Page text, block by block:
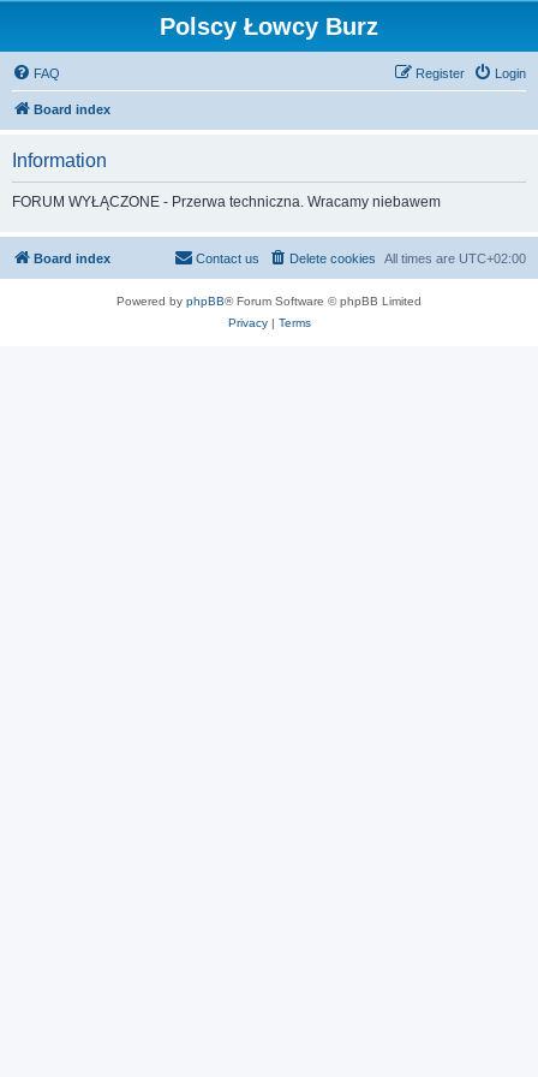
Polscy Łowcy Burz
FAQ Login
Register
Board index
Information
FORUM WYŁĄCZONE - Przerwa techniczna. Wracamy niebawem
Board index All times are UTC+02:00
Delete cookies
Contact us
Powered by phpBB® Forum Software © phpBB Limited
Privacy| Terms